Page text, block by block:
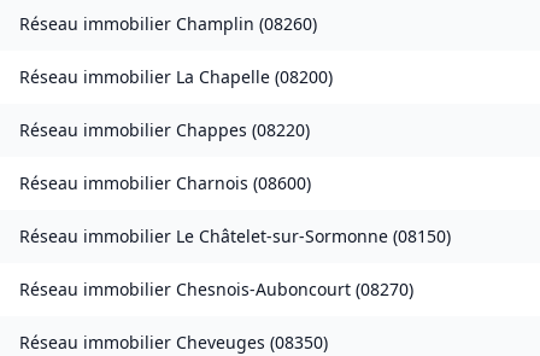
Réseau immobilier Champlin (08260)
Réseau immobilier La Chapelle (08200)
Réseau immobilier Chappes (08220)
Réseau immobilier Charnois (08600)
Réseau immobilier Le Châtelet-sur-Sormonne (08150)
Réseau immobilier Chesnois-Auboncourt (08270)
Réseau immobilier Cheveuges (08350)